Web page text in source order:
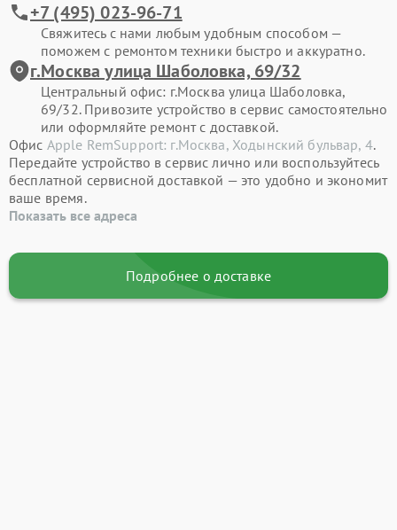
+7 (495) 023-96-71
Свяжитесь с нами любым удобным способом —
поможем с ремонтом техники быстро и аккуратно.
г.Москва улица Шаболовка, 69/32
Центральный офис: г.Москва улица Шаболовка,
69/32. Привозите устройство в сервис самостоятельно
или оформляйте ремонт с доставкой.
Офис Apple RemSupport: г.Москва, Ходынский бульвар, 4.
Передайте устройство в сервис лично или воспользуйтесь
бесплатной сервисной доставкой — это удобно и экономит
ваше время.
Показать все адреса
Подробнее о доставке